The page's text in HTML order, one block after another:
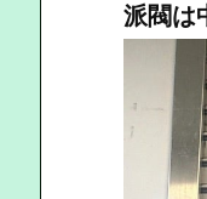
派閥は